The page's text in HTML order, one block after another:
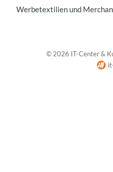
Werbetextilien und
© 2026 IT-Center &